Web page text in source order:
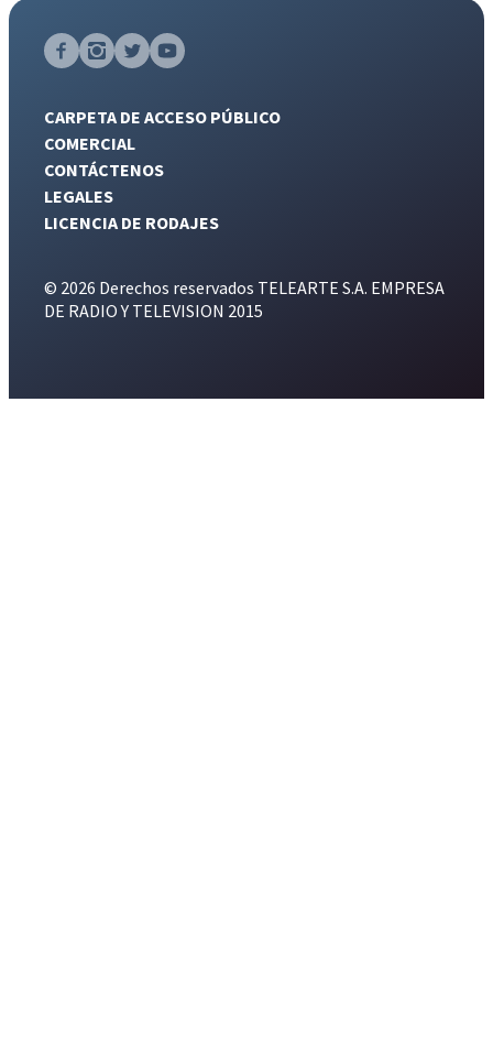
CARPETA DE ACCESO PÚBLICO
COMERCIAL
CONTÁCTENOS
LEGALES
LICENCIA DE RODAJES
© 2026 Derechos reservados TELEARTE S.A. EMPRESA
DE RADIO Y TELEVISION 2015